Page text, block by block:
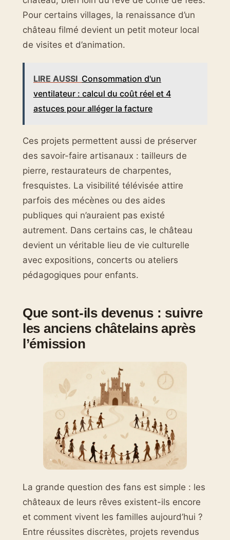
Pour certains villages, la renaissance d’un
château filmé devient un petit moteur local
de visites et d’animation.
LIRE AUSSI Consommation d'un
ventilateur : calcul du coût réel et 4
astuces pour alléger la facture
Ces projets permettent aussi de préserver
des savoir-faire artisanaux : tailleurs de
pierre, restaurateurs de charpentes,
fresquistes. La visibilité télévisée attire
parfois des mécènes ou des aides
publiques qui n’auraient pas existé
autrement. Dans certains cas, le château
devient un véritable lieu de vie culturelle
avec expositions, concerts ou ateliers
pédagogiques pour enfants.
Que sont-ils devenus : suivre
les anciens châtelains après
l’émission
La grande question des fans est simple : les
châteaux de leurs rêves existent-ils encore
et comment vivent les familles aujourd’hui ?
Entre réussites discrètes, projets revendus